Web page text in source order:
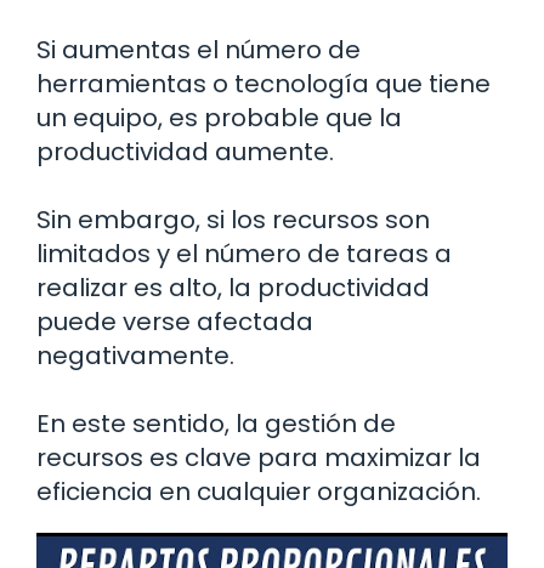
Si aumentas el número de
herramientas o tecnología que tiene
un equipo, es probable que la
productividad aumente.
Sin embargo, si los recursos son
limitados y el número de tareas a
realizar es alto, la productividad
puede verse afectada
negativamente.
En este sentido, la gestión de
recursos es clave para maximizar la
eficiencia en cualquier organización.